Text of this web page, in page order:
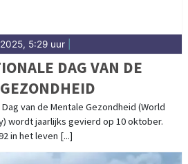
5:29 uur
DAG VAN DE
van de Mentale Gezondheid (World
wordt jaarlijks gevierd op 10 oktober.
in het leven [...]